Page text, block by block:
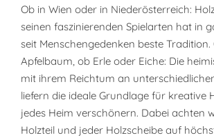
Ob in Wien oder in Niederösterreich:
seinen faszinierenden Spielarten hat in
seit Menschengedenken beste
Apfelbaum, ob Erle oder Eiche: Die
mit ihrem Reichtum an
liefern die ideale Grundlage für kreative
jedes Heim verschönern. Dabei achten
Holzteil und jeder Holzscheibe auf